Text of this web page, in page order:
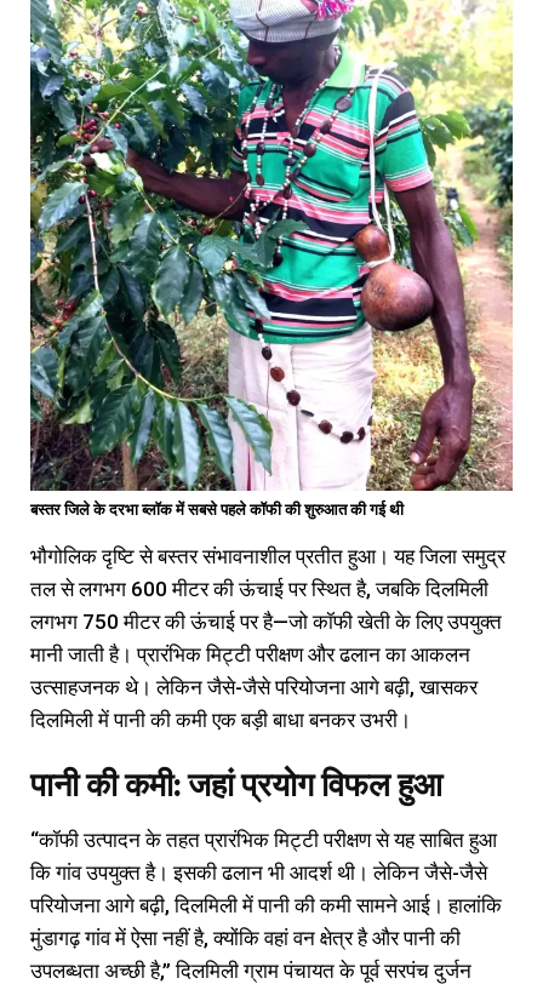
बस्तर जिले के दरभा ब्लॉक में सबसे पहले कॉफी की शुरुआत की गई थी
भौगोलिक दृष्टि से बस्तर संभावनाशील प्रतीत हुआ। यह जिला समुद्र
तल से लगभग 600 मीटर की ऊंचाई पर स्थित है, जबकि दिलमिली
लगभग 750 मीटर की ऊंचाई पर है—जो कॉफी खेती के लिए उपयुक्त
मानी जाती है। प्रारंभिक मिट्टी परीक्षण और ढलान का आकलन
उत्साहजनक थे। लेकिन जैसे-जैसे परियोजना आगे बढ़ी, खासकर
दिलमिली में पानी की कमी एक बड़ी बाधा बनकर उभरी।
पानी की कमी: जहां प्रयोग विफल हुआ
“कॉफी उत्पादन के तहत प्रारंभिक मिट्टी परीक्षण से यह साबित हुआ
कि गांव उपयुक्त है। इसकी ढलान भी आदर्श थी। लेकिन जैसे-जैसे
परियोजना आगे बढ़ी, दिलमिली में पानी की कमी सामने आई। हालांकि
मुंडागढ़ गांव में ऐसा नहीं है, क्योंकि वहां वन क्षेत्र है और पानी की
उपलब्धता अच्छी है,” दिलमिली ग्राम पंचायत के पूर्व सरपंच दुर्जन